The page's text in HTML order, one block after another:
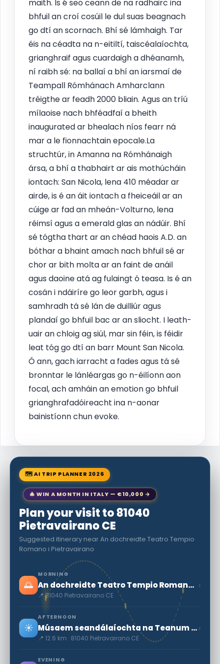
maith. Is é seo ceann de na radhairc ina
bhfuil an croí cosúil le dul suas beagnach
go dtí an scornach. Bhí sé lámhaigh. Tar
éis na céadta na n-eitiltí, taiscéalaíochta,
grianghraif agus cuardaigh a dhéanamh,
ní raibh sé: na ballaí a bhí an iarsmaí de
Teampall Rómhánach Amharclann
tréigthe ar feadh 2000 bliain. Agus an tríú
mílaoise nach bhféadfaí a bheith
inaugurated ar bhealach níos fearr ná
mar a le fionnachtain epocale.La
struchtúr, in Amanna na Rómhánaigh
ársa, a bhí a thabhairt ar ais mothúcháin
iontach: San Nicola, lena 410 méadar ar
airde, is é an áit iontach a fheiceáil ar an
cúige ar fad an mheán-Volturno, lena
réimsí agus a emerald glas an nádúir. Bhí
sé tógtha thart ar an chéad haois A.D. an
bóthar a bhaint amach nach bhfuil sé ar
chor ar bith molta ar an faint de anáil
agus daoine atá ag fulaingt ó teasa. Is é an
cosán i ndáiríre go leor garbh, agus i
samhradh tá sé lán de duilliúr agus
plandaí go bhfuil bac ar an sliocht. I leath-
uair an chloig ag siúl, mar sin féin, is féidir
leat tóg go dtí an barr Mount San Nicola.
Ó ann, gach iarracht a fades agus tá sé
bronntar le lánléargas go n-éilíonn aon
focal, ach amháin an emotion go bhfuil
grianghrafadóireacht ina n-aonar
bainistíonn chun evoke.
🗺 AI TRIP PLANNER 2026
🎄 WIN A MONTH IN ITALY — €10,000 →
Plan your visit to 81040
Pietravairano CE
Suggested itinerary near An dochreidte Teatro Tempio
Romano i Pietravairano
🌅
MORNING
An dochreidte Teatro Tempio Romano i Pietravairano
📍 81040 Pietravairano CE
›
☀️
AFTERNOON
Músaem seandálaíochta na Teanum Sidicinum
📍 12.6 km · 81040 Pietravairano CE
›
EVENING